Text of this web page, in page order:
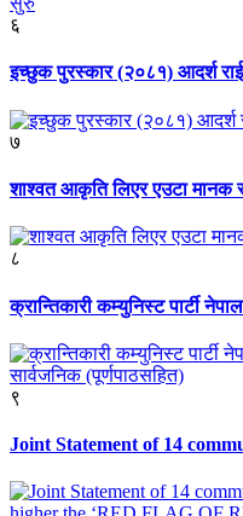
६
इच्छुक पुरस्कार (२०८१) आदर्श
७
शाश्वत आकृति लिएर एउटा मानक
८
क्रान्तिकारी कम्युनिस्ट पार्टी
९
Joint Statement of 14